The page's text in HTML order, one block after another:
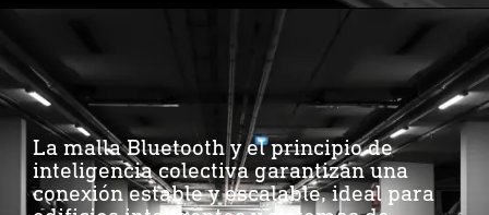
La malla Bluetooth y el principio de
inteligencia colectiva garantizan una
conexión estable y escalable, ideal para